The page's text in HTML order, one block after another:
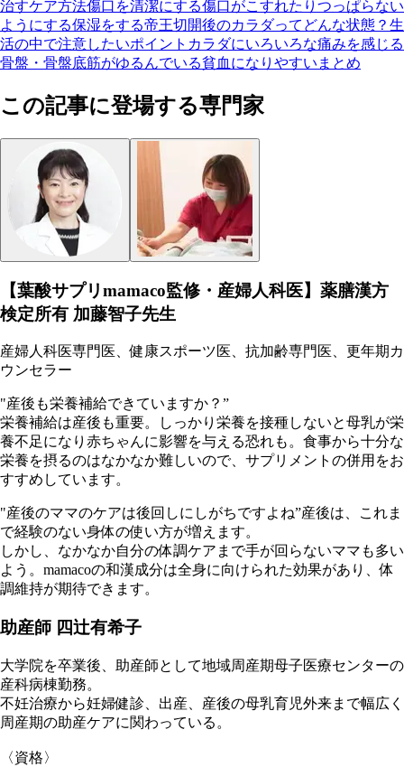
治すケア方法傷口を清潔にする傷口がこすれたりつっぱらない
ようにする保湿をする帝王切開後のカラダってどんな状態？生
活の中で注意したいポイント カラダにいろいろな痛みを感じる
骨盤・骨盤底筋がゆるんでいる貧血になりやすい まとめ
この記事に登場する専門家
【葉酸サプリmamaco監修・産婦人科医】薬膳漢方
検定所有 加藤智子先生
産婦人科医専門医、健康スポーツ医、抗加齢専門医、更年期カ
ウンセラー
"産後も栄養補給できていますか？”
栄養補給は産後も重要。しっかり栄養を接種しないと母乳が栄
養不足になり赤ちゃんに影響を与える恐れも。食事から十分な
栄養を摂るのはなかなか難しいので、サプリメントの併用をお
すすめしています。
"産後のママのケアは後回しにしがちですよね”産後は、これま
で経験のない身体の使い方が増えます。
しかし、なかなか自分の体調ケアまで手が回らないママも多い
よう。mamacoの和漢成分は全身に向けられた効果があり、体
調維持が期待できます。
助産師 四辻有希子
大学院を卒業後、助産師として地域周産期母子医療センターの
産科病棟勤務。
不妊治療から妊婦健診、出産、産後の母乳育児外来まで幅広く
周産期の助産ケアに関わっている。
〈資格〉